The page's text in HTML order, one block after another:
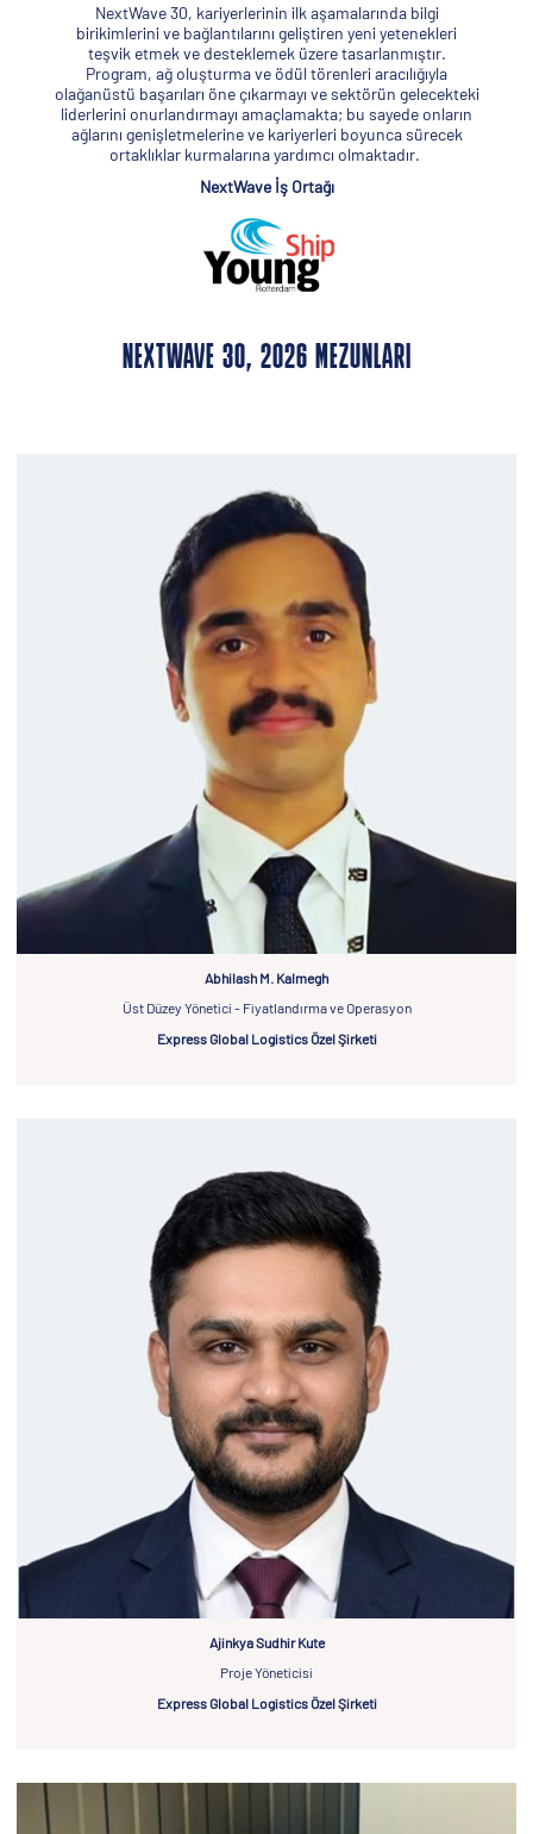
NextWave 30, kariyerlerinin ilk aşamalarında bilgi
birikimlerini ve bağlantılarını geliştiren yeni yetenekleri
teşvik etmek ve desteklemek üzere tasarlanmıştır.
Program, ağ oluşturma ve ödül törenleri aracılığıyla
olağanüstü başarıları öne çıkarmayı ve sektörün gelecekteki
liderlerini onurlandırmayı amaçlamakta; bu sayede onların
ağlarını genişletmelerine ve kariyerleri boyunca sürecek
ortaklıklar kurmalarına yardımcı olmaktadır.
NextWave İş Ortağı
NEXTWAVE 30, 2026 MEZUNLARI
Abhilash M. Kalmegh
Üst Düzey Yönetici - Fiyatlandırma ve Operasyon
Express Global Logistics Özel Şirketi
Ajinkya Sudhir Kute
Proje Yöneticisi
Express Global Logistics Özel Şirketi